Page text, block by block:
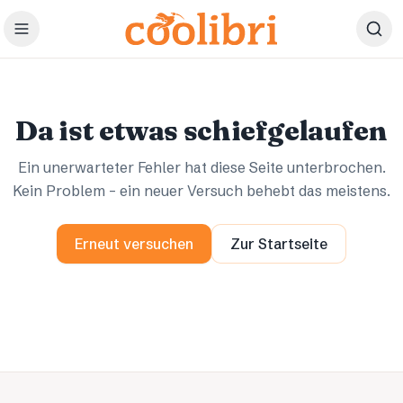
Zum Hauptinhalt springen
Da ist etwas schiefgelaufen
Ein unerwarteter Fehler hat diese Seite unterbrochen.
Kein Problem – ein neuer Versuch behebt das meistens.
Erneut versuchen Zur Startseite